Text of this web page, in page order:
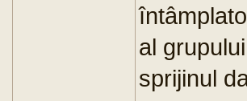
al
sprijinul